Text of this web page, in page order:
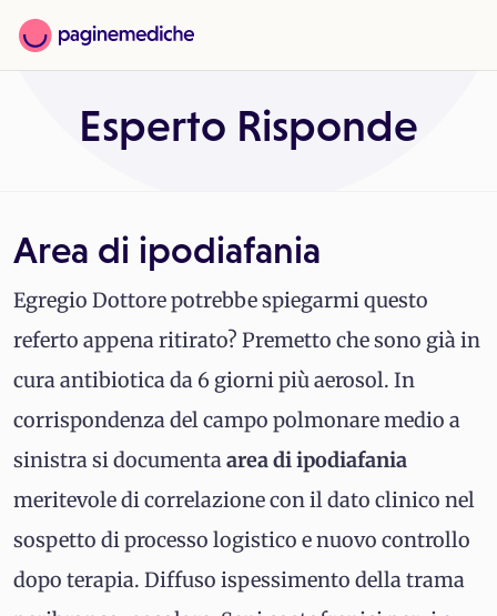
Esperto Risponde
Area di ipodiafania
Egregio Dottore potrebbe spiegarmi questo
referto appena ritirato? Premetto che sono già in
cura antibiotica da 6 giorni più aerosol. In
corrispondenza del campo polmonare medio a
sinistra si documentaarea di ipodiafania
meritevole di correlazione con il dato clinico nel
sospetto di processo logistico e nuovo controllo
dopo terapia. Diffuso ispessimento della trama